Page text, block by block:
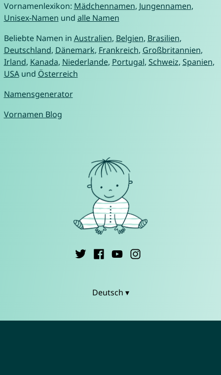
Vornamenlexikon: Mädchennamen, Jungennamen,
Unisex-Namen und alle Namen
Beliebte Namen in Australien, Belgien, Brasilien,
Deutschland, Dänemark, Frankreich, Großbritannien,
Irland, Kanada, Niederlande, Portugal, Schweiz, Spanien,
USAund Österreich
Namensgenerator
Vornamen Blog
Deutsch ▾